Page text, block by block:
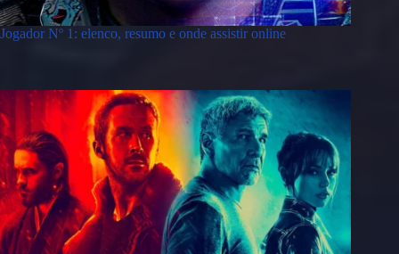
Jogador Nº 1: elenco, resumo e onde assistir online